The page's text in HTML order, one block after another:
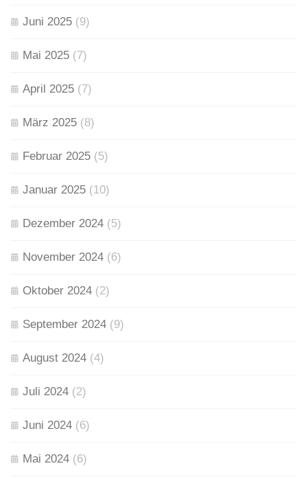
Juni 2025 (9)
Mai 2025 (7)
April 2025 (7)
März 2025 (8)
Februar 2025 (5)
Januar 2025 (10)
Dezember 2024 (5)
November 2024 (6)
Oktober 2024 (2)
September 2024 (9)
August 2024 (4)
Juli 2024 (2)
Juni 2024 (6)
Mai 2024 (6)